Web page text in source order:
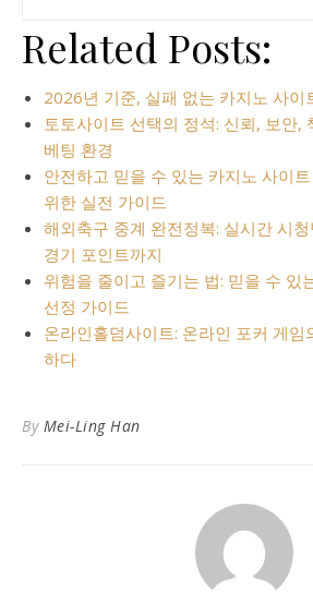
Related Posts:
2026년 기준, 실패 없는 카지노 사이
토토사이트 선택의 정석: 신뢰, 보안,
베팅 환경
안전하고 믿을 수 있는 카지노 사이
위한 실전 가이드
해외축구 중계 완전정복: 실시간 시청
경기 포인트까지
위험을 줄이고 즐기는 법: 믿을 수 있
선정 가이드
온라인홀덤사이트: 온라인 포커 게임
하다
By Mei-Ling Han